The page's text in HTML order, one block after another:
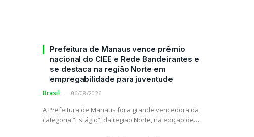
Prefeitura de Manaus vence prêmio
nacional do CIEE e Rede Bandeirantes e
se destaca na região Norte em
empregabilidade para juventude
Brasil 06/08/2026
A Prefeitura de Manaus foi a grande vencedora da
categoria “Estágio”, da região Norte, na edição de…